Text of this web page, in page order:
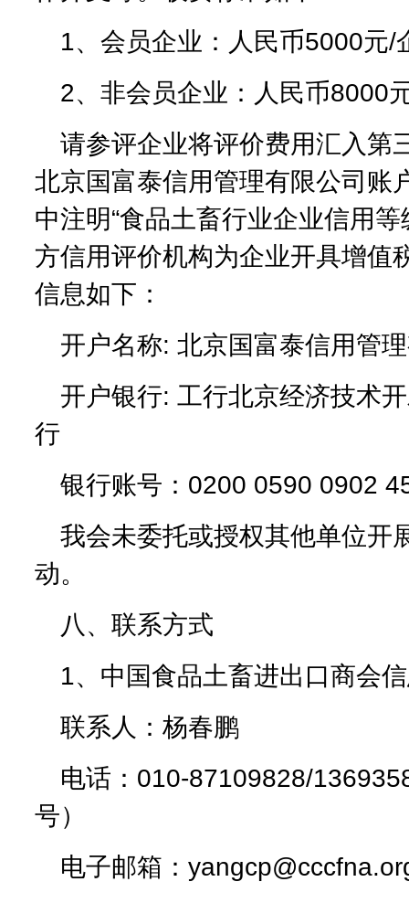
1、会员企业：人民币5000元/
2、非会员企业：人民币8000
请参评企业将评价费用汇入第
北京国富泰信用管理有限公司账
中注明“食品土畜行业企业信用等
方信用评价机构为企业开具增值
信息如下：
开户名称: 北京国富泰信用管
开户银行: 工行北京经济技术
行
银行账号：0200 0590 0902
我会未委托或授权其他单位开
动。
八、联系方式
1、中国食品土畜进出口商会
联系人：杨春鹏
电话：010-87109828/
号）
电子邮箱：